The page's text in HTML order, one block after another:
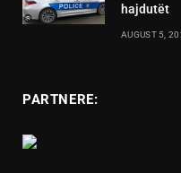
hajdutët
AUGUST 5,
PARTNERE: